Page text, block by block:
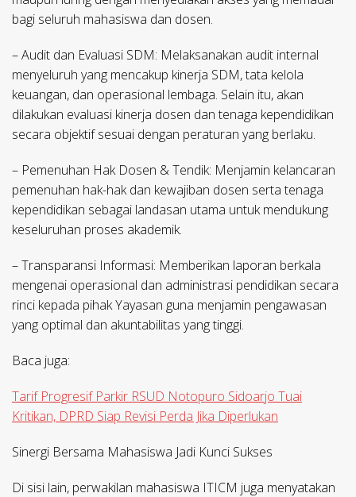
bagi seluruh mahasiswa dan dosen.
– Audit dan Evaluasi SDM: Melaksanakan audit internal
menyeluruh yang mencakup kinerja SDM, tata kelola
keuangan, dan operasional lembaga. Selain itu, akan
dilakukan evaluasi kinerja dosen dan tenaga kependidikan
secara objektif sesuai dengan peraturan yang berlaku.
– Pemenuhan Hak Dosen & Tendik: Menjamin kelancaran
pemenuhan hak-hak dan kewajiban dosen serta tenaga
kependidikan sebagai landasan utama untuk mendukung
keseluruhan proses akademik.
– Transparansi Informasi: Memberikan laporan berkala
mengenai operasional dan administrasi pendidikan secara
rinci kepada pihak Yayasan guna menjamin pengawasan
yang optimal dan akuntabilitas yang tinggi.
Baca juga:
Tarif Progresif Parkir RSUD Notopuro Sidoarjo Tuai
Kritikan, DPRD Siap Revisi Perda Jika Diperlukan
Sinergi Bersama Mahasiswa Jadi Kunci Sukses
Di sisi lain, perwakilan mahasiswa ITICM juga menyatakan